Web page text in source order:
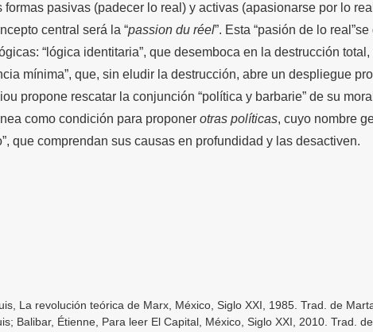
formas pasivas (padecer lo real) y activas (apasionarse por lo
central será la “passion du réel”. Esta “pasión de lo
“lógica identitaria”, que desemboca en la destrucción total,
mínima”, que, sin eludir la destrucción, abre un despliegue
propone rescatar la conjunción “política y barbarie” de su
como condición para proponer otras políticas, cuyo nombre
que comprendan sus causas en profundidad y las desactiven.
La revolución teórica de Marx, México, Siglo XXI, 1985. Trad. de
Balibar, Étienne, Para leer El Capital, México, Siglo XXI, 2010. Trad.